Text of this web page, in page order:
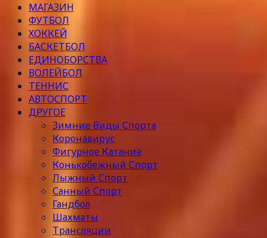
МАГАЗИН
ФУТБОЛ
ХОККЕЙ
БАСКЕТБОЛ
ЕДИНОБОРСТВА
ВОЛЕЙБОЛ
ТЕННИС
АВТОСПОРТ
ДРУГОЕ
Зимние Виды Спорта
Коронавирус
Фигурное Катание
Конькобежный Спорт
Лыжный Спорт
Санный Спорт
Гандбол
Шахматы
Трансляции